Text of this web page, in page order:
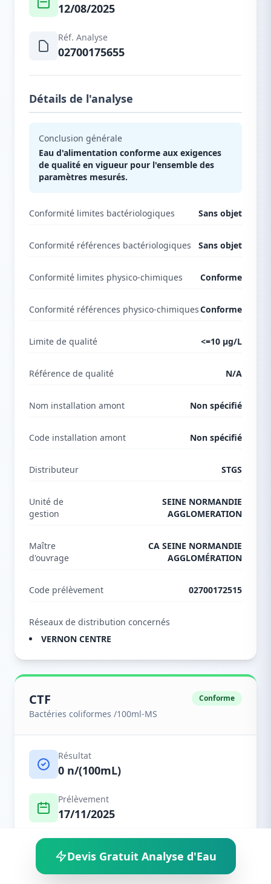
Devis Gratuit Analyse d'Eau
12/08/2025
Réf. Analyse
02700175655
Détails de l'analyse
Conclusion générale
Eau d'alimentation conforme aux exigences
de qualité en vigueur pour l'ensemble des
paramètres mesurés.
Conformité limites bactériologiques Sans objet
Conformité références bactériologiques Sans objet
Conformité limites physico-chimiques Conforme
Conformité références physico-chimiquesConforme
Limite de qualité <=10 µg/L
Référence de qualité N/A
Nom installation amont Non spécifié
Code installation amont Non spécifié
Distributeur STGS
Unité de
gestion
SEINE NORMANDIE
AGGLOMERATION
Maître
d'ouvrage
CA SEINE NORMANDIE
AGGLOMÉRATION
Code prélèvement 02700172515
Réseaux de distribution concernés
VERNON CENTRE
CTF
Bactéries coliformes /100ml-MS
Conforme
Résultat
0 n/(100mL)
Prélèvement
17/11/2025
02700177047